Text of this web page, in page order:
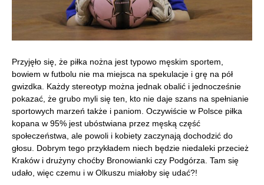
Przyjęło się, że piłka nożna jest typowo męskim sportem,
bowiem w futbolu nie ma miejsca na spekulacje i grę na pół
gwizdka. Każdy stereotyp można jednak obalić i jednocześnie
pokazać, że grubo myli się ten, kto nie daje szans na spełnianie
sportowych marzeń także i paniom. Oczywiście w Polsce piłka
kopana w 95% jest ubóstwiana przez męską część
społeczeństwa, ale powoli i kobiety zaczynają dochodzić do
głosu. Dobrym tego przykładem niech będzie niedaleki przecież
Kraków i drużyny choćby Bronowianki czy Podgórza. Tam się
udało, więc czemu i w Olkuszu miałoby się udać?!